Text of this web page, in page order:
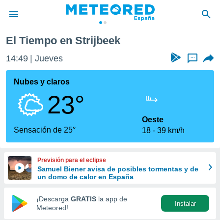
de
por
que se
calidad.
a este
las
y
forma
digital
basada
El Tiempo en Strijbeek
14:49 Jueves ...
Nubes y claros
23°
Sensación de 25°
Oeste
18
39 km/h
Previsión para el eclipse
Samuel Biener avisa de posibles tormentas y de
un domo de calor en España
¡Descarga GRATIS la app de
Meteored!
Instalar